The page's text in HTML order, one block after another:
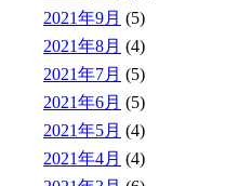
2021年9月 (5)
2021年8月 (4)
2021年7月 (5)
2021年6月 (5)
2021年5月 (4)
2021年4月 (4)